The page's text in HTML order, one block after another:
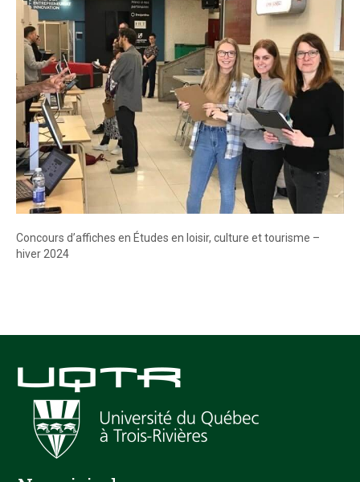
Concours d’affiches en Études en loisir, culture et tourisme –
hiver 2024